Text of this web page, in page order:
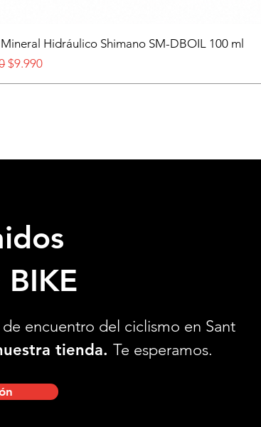
Hidráulico Shimano SM-DBOIL 100 ml
Precio de oferta
$9.990
BIKE
encuentro del ciclismo en Santiago.
tienda. Te esperamos.